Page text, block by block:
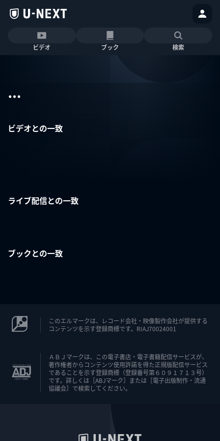
ビデオ ブック 検索
...
ビデオとの一致
ライブ配信との一致
ブックとの一致
このエルマークは、レコード会社・映像製作会社が提供する
コンテンツを示す登録商標です。RIAJ70024001
ＡＢＪマークは、この電子書店・電子書籍配信サービスが、
著作権者からコンテンツ使用許諾を得た正規版配信サービス
であることを示す登録商標（登録番号第６０９１７１３号）
です。詳しくは［ABJマーク］または［電子出版制作・流通
協議会］で検索してください。